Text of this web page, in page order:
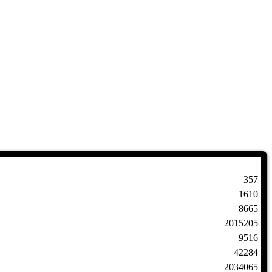
357
1610
8665
2015205
9516
42284
2034065